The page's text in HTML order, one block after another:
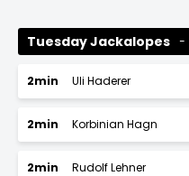
Tuesday Jackalopes
2min Uli Haderer
2min Korbinian Hagn
2min Rudolf Lehner